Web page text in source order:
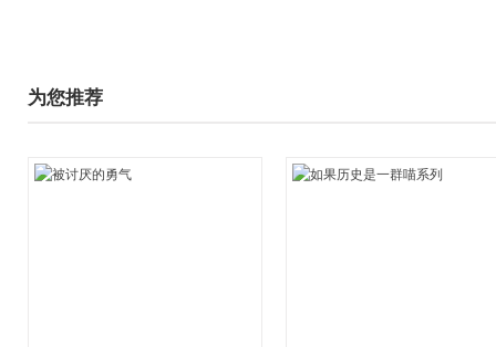
为您推荐